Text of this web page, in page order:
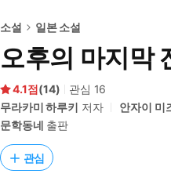
소설 일본 소설
오후의 마지막
4.1 (14) 관심 16
무라카미 하루키 저자 안자이 미
문학동네 출판
관심